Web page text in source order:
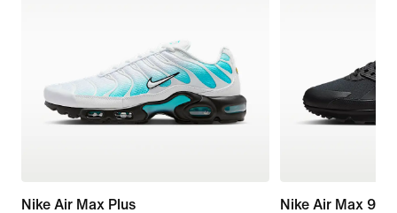
Nike Air Max Plus
Nike Air Max 90